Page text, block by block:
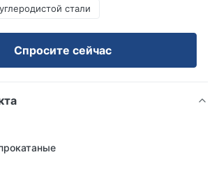
стали
Спросите сейчас